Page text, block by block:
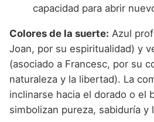
capacidad para abrir
Colores de la suerte: Azul
Joan, por su espiritualidad) y
(asociado a Francesc, por su
naturaleza y la libertad). La
inclinarse hacia el dorado o el
simbolizan pureza, sabiduría y